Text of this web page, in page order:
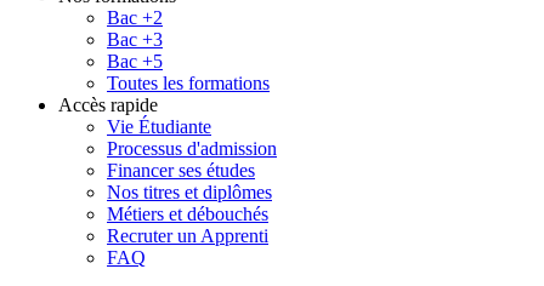
Bac +2
Bac +3
Bac +5
Toutes les formations
Accès rapide
Vie Étudiante
Processus d'admission
Financer ses études
Nos titres et diplômes
Métiers et débouchés
Recruter un Apprenti
FAQ